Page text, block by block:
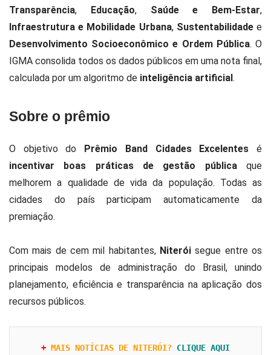
Transparência, Educação, Saúde e Bem-Estar,
Infraestrutura e Mobilidade Urbana, Sustentabilidadee
Desenvolvimento Socioeconômico e Ordem Pública. O
IGMA consolida todos os dados públicos em uma nota final,
calculada por um algoritmo de inteligência artificial .
Sobre o prêmio
O objetivo do Prêmio Band Cidades Excelentes é
incentivar boas práticas de gestão públicaque
melhorem a qualidade de vida da população. Todas as
cidades do país participam automaticamente da
premiação.
Com mais de cem mil habitantes, Niterói segue entre os
principais modelos de administração do Brasil, unindo
planejamento, eficiência e transparência na aplicação dos
recursos públicos.
+ MAIS NOTÍCIAS DE NITERÓI? CLIQUE AQUI